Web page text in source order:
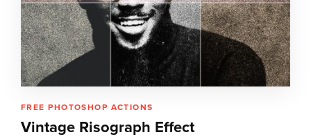
FREE PHOTOSHOP ACTIONS
Vintage Risograph Effect